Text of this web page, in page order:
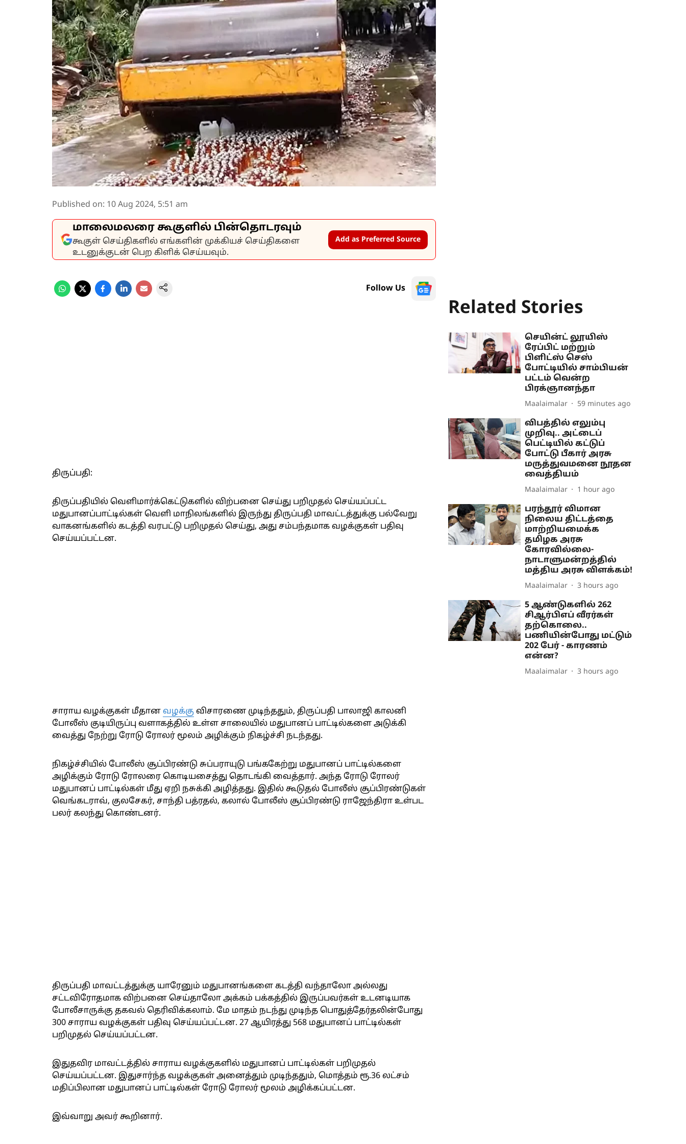
Published on: 10 Aug 2024, 5:51 am
மாலைமலரை கூகுளில் பின்தொடரவும்
கூகுள் செய்திகளில் எங்களின் முக்கியச் செய்திகளை
உடனுக்குடன் பெற கிளிக் செய்யவும்.
Add as Preferred Source
Follow Us
திருப்பதி:
திருப்பதியில் வெளிமார்க்கெட்டுகளில் விற்பனை செய்து பறிமுதல் செய்யப்பட்ட
மதுபானப்பாட்டில்கள் வெளி மாநிலங்களில் இருந்து திருப்பதி மாவட்டத்துக்கு பல்வேறு
வாகனங்களில் கடத்தி வரபட்டு பறிமுதல் செய்து, அது சம்பந்தமாக வழக்குகள் பதிவு
செய்யப்பட்டன.
சாராய வழக்குகள் மீதான வழக்கு விசாரணை முடிந்ததும், திருப்பதி பாலாஜி காலனி
போலீஸ் குடியிருப்பு வளாகத்தில் உள்ள சாலையில் மதுபானப் பாட்டில்களை அடுக்கி
வைத்து நேற்று ரோடு ரோலர் மூலம் அழிக்கும் நிகழ்ச்சி நடந்தது.
நிகழ்ச்சியில் போலீஸ் சூப்பிரண்டு சுப்பராயுடு பங்ககேற்று மதுபானப் பாட்டில்களை
அழிக்கும் ரோடு ரோலரை கொடியசைத்து தொடங்கி வைத்தார். அந்த ரோடு ரோலர்
மதுபானப் பாட்டில்கள் மீது ஏறி நசுக்கி அழித்தது. இதில் கூடுதல் போலீஸ் சூப்பிரண்டுகள்
வெங்கடராவ், குலசேகர், சாந்தி பத்ரதல், கலால் போலீஸ் சூப்பிரண்டு ராஜேந்திரா உள்பட
பலர் கலந்து கொண்டனர்.
திருப்பதி மாவட்டத்துக்கு யாரேனும் மதுபானங்களை கடத்தி வந்தாலோ அல்லது
சட்டவிரோதமாக விற்பனை செய்தாலோ அக்கம் பக்கத்தில் இருப்பவர்கள் உடனடியாக
போலீசாருக்கு தகவல் தெரிவிக்கலாம். மே மாதம் நடந்து முடிந்த பொதுத்தேர்தலின்போது
300 சாராய வழக்குகள் பதிவு செய்யப்பட்டன. 27 ஆயிரத்து 568 மதுபானப் பாட்டில்கள்
பறிமுதல் செய்யப்பட்டன.
இதுதவிர மாவட்டத்தில் சாராய வழக்குகளில் மதுபானப் பாட்டில்கள் பறிமுதல்
செய்யப்பட்டன. இதுசார்ந்த வழக்குகள் அனைத்தும் முடிந்ததும், மொத்தம் ரூ.36 லட்சம்
மதிப்பிலான மதுபானப் பாட்டில்கள் ரோடு ரோலர் மூலம் அழிக்கப்பட்டன.
இவ்வாறு அவர் கூறினார்.
Related Stories
செயின்ட் லூயிஸ்
ரேப்பிட் மற்றும்
பிளிட்ஸ் செஸ்
போட்டியில் சாம்பியன்
பட்டம் வென்ற
பிரக்ஞானந்தா
Maalaimalar 59 minutes ago
விபத்தில் எலும்பு
முறிவு.. அட்டைப்
பெட்டியில் கட்டுப்
போட்டு பீகார் அரசு
மருத்துவமனை நூதன
வைத்தியம்
Maalaimalar 1 hour ago
பரந்தூர் விமான
நிலைய திட்டத்தை
மாற்றியமைக்க
தமிழக அரசு
கோரவில்லை-
நாடாளுமன்றத்தில்
மத்திய அரசு விளக்கம்!
Maalaimalar 3 hours ago
5 ஆண்டுகளில் 262
சிஆர்பிஎப் வீரர்கள்
தற்கொலை..
பணியின்போது மட்டும்
202 பேர் - காரணம்
என்ன?
Maalaimalar 3 hours ago